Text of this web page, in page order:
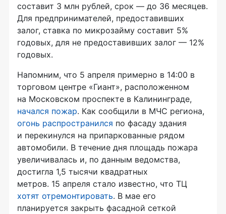
составит 3 млн рублей, срок — до 36 месяцев.
Для предпринимателей, предоставивших
залог, ставка по микрозайму составит 5%
годовых, для не предоставивших залог — 12%
годовых.
Напомним, что 5 апреля примерно в 14:00 в
торговом центре «Гиант», расположенном
на Московском проспекте в Калининграде,
начался пожар. Как сообщили в МЧС региона,
огонь распространился по фасаду здания
и перекинулся на припаркованные рядом
автомобили. В течение дня площадь пожара
увеличивалась и, по данным ведомства,
достигла 1,5 тысячи квадратных
метров. 15 апреля стало известно, что ТЦ
хотят отремонтировать. В мае его
планируется закрыть фасадной сеткой